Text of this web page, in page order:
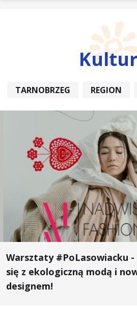
TARNOBRZEG REGION
Warsztaty #PoLasowiacku
się z ekologiczną modą i
designem!